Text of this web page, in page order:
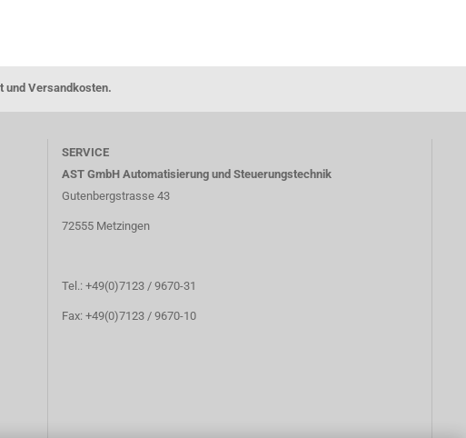
und Versandkosten.
SERVICE
AST GmbH Automatisierung und Steuerungstechnik
Gutenbergstrasse 43
72555 Metzingen
Tel.: +49(0)7123 / 9670-31
Fax: +49(0)7123 / 9670-10